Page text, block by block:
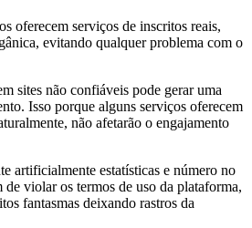
oferecem serviços de inscritos reais,
evitando qualquer problema com o
sites não confiáveis pode gerar uma
Isso porque alguns serviços oferecem
não afetarão o engajamento
artificialmente estatísticas e número no
violar os termos de uso da plataforma,
fantasmas deixando rastros da